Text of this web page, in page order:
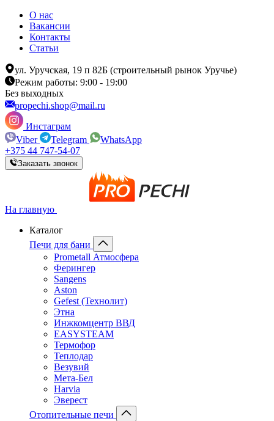
О нас
Вакансии
Контакты
Статьи
ул. Уручская, 19 п 82Б (строительный рынок Уручье)
Режим работы: 9:00 - 19:00
Без выходных
propechi.shop@mail.ru
Инстаграм
Viber
Telegram
WhatsApp
+375 44 747-54-07
Заказать звонок
На главную
Каталог
Печи для бани
Prometall Атмосфера
Ферингер
Sangens
Aston
Gefest (Технолит)
Этна
Инжкомцентр ВВД
EASYSTEAM
Термофор
Теплодар
Везувий
Мета-Бел
Harvia
Эверест
Отопительные печи